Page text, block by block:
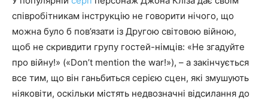
співробітникам інструкцію не говорити нічого, що
можна було б пов’язати із Другою світовою війною,
щоб не скривдити групу гостей-німців: «Не згадуйте
про війну!» («Don’t mention the war!»), – а закінчується
все тим, що він ганьбиться серією сцен, які змушують
ніяковіти, оскільки містять недвозначні відсилання до